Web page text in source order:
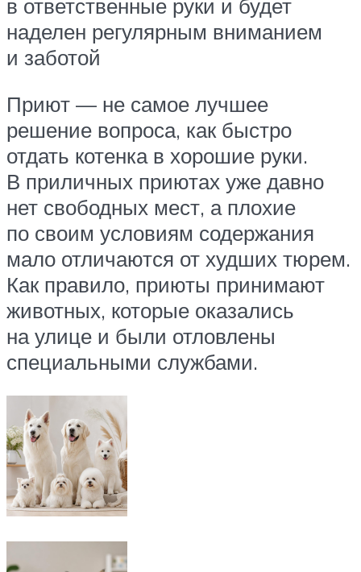
в ответственные руки и будет
наделен регулярным вниманием
и заботой
Приют — не самое лучшее
решение вопроса, как быстро
отдать котенка в хорошие руки.
В приличных приютах уже давно
нет свободных мест, а плохие
по своим условиям содержания
мало отличаются от худших тюрем.
Как правило, приюты принимают
животных, которые оказались
на улице и были отловлены
специальными службами.